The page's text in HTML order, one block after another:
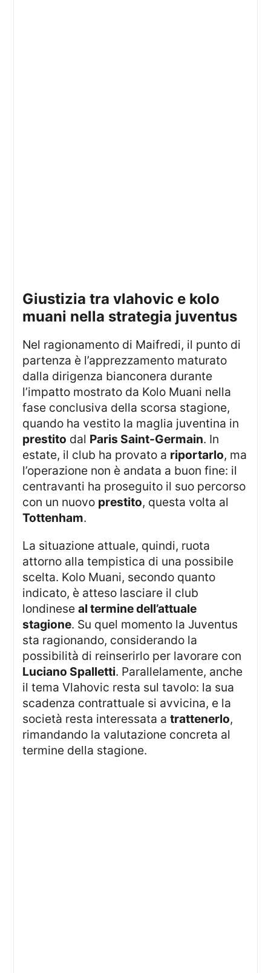
giustizia tra vlahovic e kolo
muani nella strategia juventus
Nel ragionamento di Maifredi, il punto di
partenza è l’apprezzamento maturato
dalla dirigenza bianconera durante
l’impatto mostrato da Kolo Muani nella
fase conclusiva della scorsa stagione,
quando ha vestito la maglia juventina in
prestito dal Paris Saint-Germain. In
estate, il club ha provato a riportarlo, ma
l’operazione non è andata a buon fine: il
centravanti ha proseguito il suo percorso
con un nuovo prestito, questa volta al
Tottenham.
La situazione attuale, quindi, ruota
attorno alla tempistica di una possibile
scelta. Kolo Muani, secondo quanto
indicato, è atteso lasciare il club
londineseal termine dell’attuale
stagione. Su quel momento la Juventus
sta ragionando, considerando la
possibilità di reinserirlo per lavorare con
Luciano Spalletti. Parallelamente, anche
il tema Vlahovic resta sul tavolo: la sua
scadenza contrattuale si avvicina, e la
società resta interessata atrattenerlo,
rimandando la valutazione concreta al
termine della stagione.